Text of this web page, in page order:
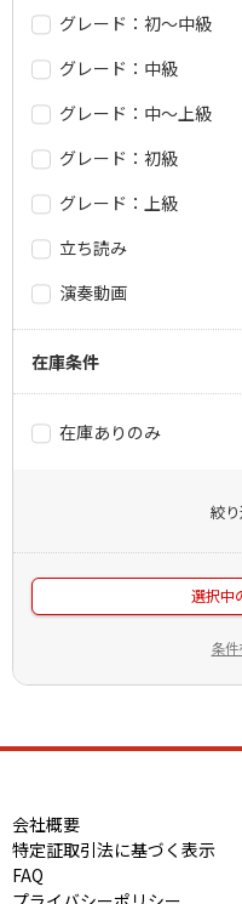
グレード：初～中級
グレード：中級
グレード：中～上級
グレード：初級
グレード：上級
立ち読み
演奏動画
在庫条件
在庫ありのみ
絞
選択中
条件
会社概要
特定証取引法に基づく表示
FAQ